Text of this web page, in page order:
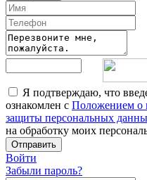
Я подтверждаю, что
ознакомлен с Положением о
защиты персональных
на обработку моих
Отправить
Войти
Забыли пароль?